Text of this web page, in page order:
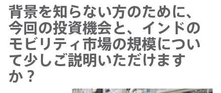
背景を知らない方のために、
今回の投資機会と、インドの
モビリティ市場の規模につい
て少しご説明いただけます
か？